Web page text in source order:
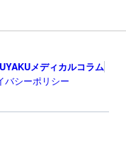
メディカルコラム
バシーポリシー